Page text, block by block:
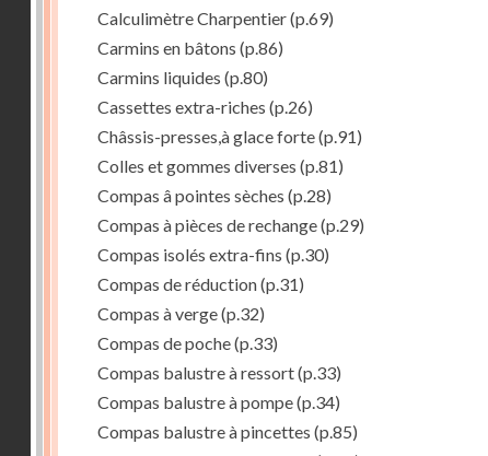
Calculimètre Charpentier(p.69)
Carmins en bâtons (p.86)
Carmins liquides (p.80)
Cassettes extra-riches (p.26)
Châssis-presses,à glace forte(p.91)
Colles et gommes diverses (p.81)
Compas â pointes sèches (p.28)
Compas à pièces de rechange(p.29)
Compas isolés extra-fins (p.30)
Compas de réduction(p.31)
Compas à verge(p.32)
Compas de poche(p.33)
Compas balustre à ressort(p.33)
Compas balustre à pompe(p.34)
Compas balustre à pincettes (p.85)